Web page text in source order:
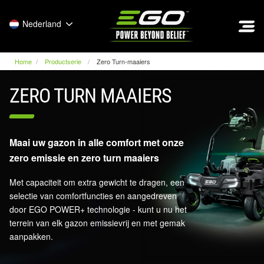
Nederland
Home Productserie Zero Turn-maaiers
ZERO TURN MAAIERS
Maai uw gazon in alle comfort met onze
zero emissie en zero turn maaiers
Met capaciteit om extra gewicht te dragen, een
selectie van comfortfuncties en aangedreven
door EGO POWER+ technologie - kunt u nu het
terrein van elk gazon emissievrij en met gemak
aanpakken.